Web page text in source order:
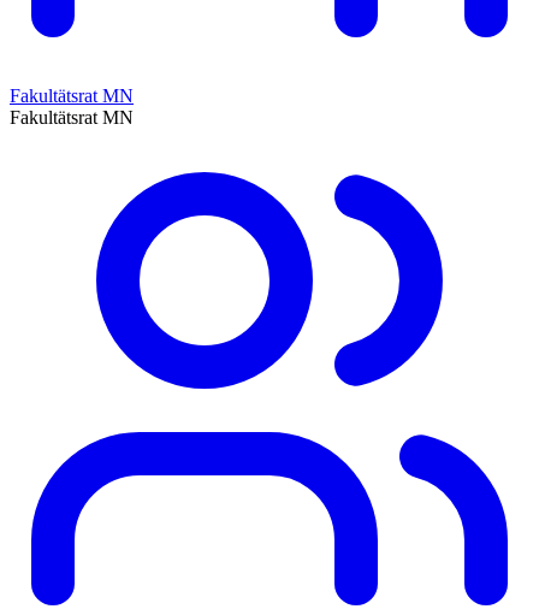
Fakultätsrat MN
Fakultätsrat MN